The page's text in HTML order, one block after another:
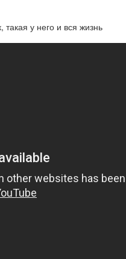
такая у него и вся жизнь